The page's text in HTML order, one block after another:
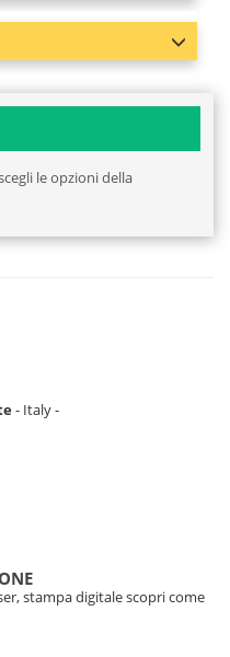
le opzioni della
- Italy -
stampa digitale scopri come